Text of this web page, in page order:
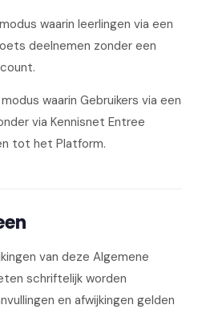
waarin leerlingen via een
deelnemen zonder een
waarin Gebruikers via een
via Kennisnet Entree
tot het Platform.
van deze Algemene
schriftelijk worden
en afwijkingen gelden